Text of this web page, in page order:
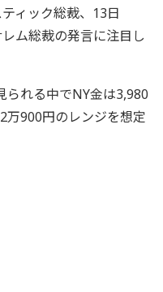
ィック総裁、13日
ム総裁の発言に注目し
られる中でNY金は3,980
万900円のレンジを想定